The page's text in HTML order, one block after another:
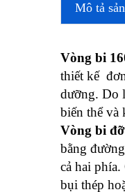
Mô tả
Vòng bi
thiết kế
dưỡng. Do
biến thể và
Vòng bi
bằng
cả hai
bụi thép